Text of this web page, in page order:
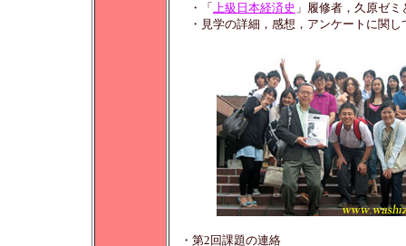
・「 上級日本経済史 」履修者，久原ゼ
・見学の詳細，感想，アンケートに関し
・第2回課題の連絡